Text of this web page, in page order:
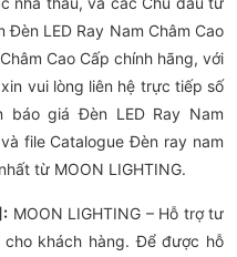
LED Ray Nam Châm Cao
Cao Cấp chính hãng, với
xin vui lòng liên hệ trực tiếp số
báo giá Đèn LED Ray Nam
file Catalogue Đèn ray nam
từ MOON LIGHTING.
MOON LIGHTING – Hỗ trợ tư
khách hàng. Để được hỗ